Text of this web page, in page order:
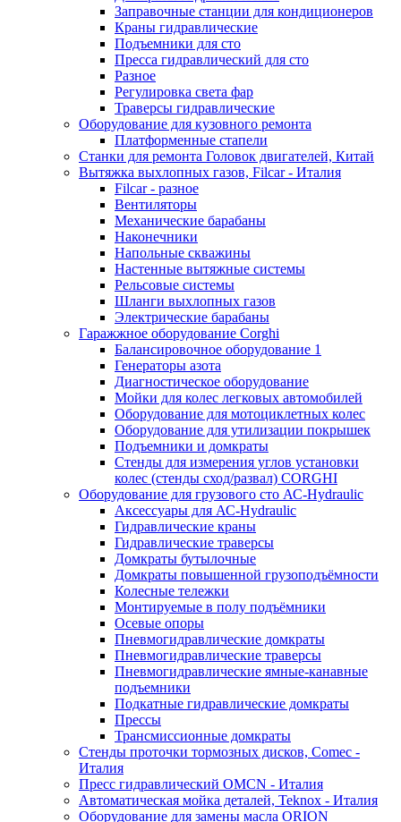
Заправочные станции для кондиционеров
Краны гидравлические
Подъемники для сто
Пресса гидравлический для сто
Разное
Регулировка света фар
Траверсы гидравлические
Оборудование для кузовного ремонта
Платформенные стапели
Станки для ремонта Головок двигателей, Китай
Вытяжка выхлопных газов, Filcar - Италия
Filcar - разное
Вентиляторы
Механические барабаны
Наконечники
Напольные скважины
Настенные вытяжные системы
Рельсовые системы
Шланги выхлопных газов
Электрические барабаны
Гаражжное оборудование Corghi
Балансировочное оборудование 1
Генераторы азота
Диагностическое оборудование
Мойки для колес легковых автомобилей
Оборудование для мотоциклетных колес
Оборудование для утилизации покрышек
Подъемники и домкраты
Стенды для измерения углов установки
колес (стенды сход/развал) CORGHI
Оборудование для грузового сто АС-Hydraulic
Аксессуары для АС-Hydraulic
Гидравлические краны
Гидравлические траверсы
Домкраты бутылочные
Домкраты повышенной грузоподъёмности
Колесные тележки
Монтируемые в полу подъёмники
Осевые опоры
Пневмогидравлические домкраты
Пневмогидравлические траверсы
Пневмогидравлические ямные-канавные
подъемники
Подкатные гидравлические домкраты
Прессы
Трансмиссионные домкраты
Стенды проточки тормозных дисков, Comec -
Италия
Пресс гидравлический OMCN - Италия
Автоматическая мойка деталей, Teknox - Италия
Оборудование для замены масла ORION